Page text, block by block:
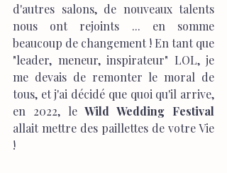
d'autres salons, de nouveaux talents
nous ont rejoints ... en somme
beaucoup de changement ! En tant que
"leader, meneur, inspirateur" LOL, je
me devais de remonter le moral de
tous, et j'ai décidé que quoi qu'il arrive,
en 2022, le Wild Wedding Festival
allait mettre des paillettes de votre Vie
!